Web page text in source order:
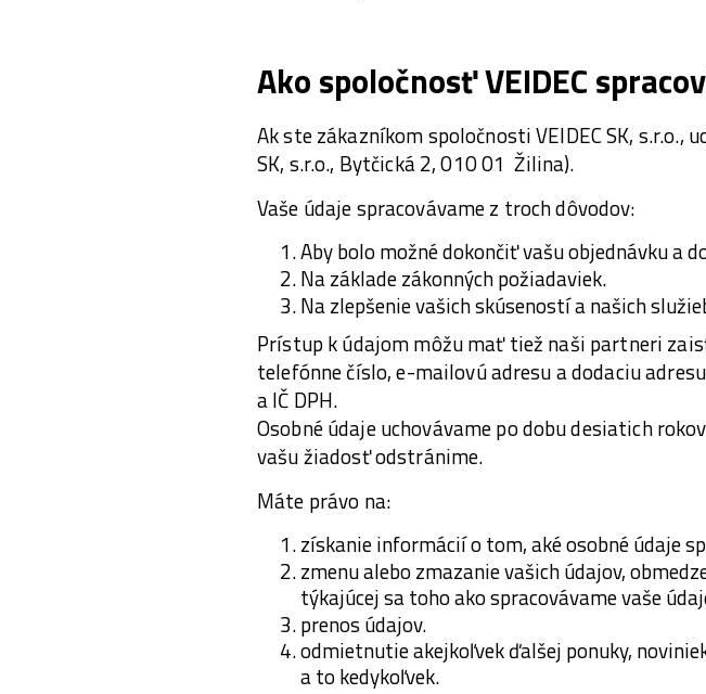
Ako spoločnosť VEIDEC
Ak ste zákazníkom spoločnosti VEIDEC SK, s.r.o.,
SK, s.r.o., Bytčická 2, 010 01 Žilina).
Vaše údaje spracovávame z troch dôvodov:
Aby bolo možné dokončiť vašu objednávku a
Na základe zákonných požiadaviek.
Na zlepšenie vašich skúseností a našich
Prístup k údajom môžu mať tiež naši partneri
telefónne číslo, e-mailovú adresu a dodaciu
a IČ DPH.
Osobné údaje uchovávame po dobu desiatich
vašu žiadosť odstránime.
Máte právo na:
získanie informácií o tom, aké osobné údaje
zmenu alebo zmazanie vašich údajov,
týkajúcej sa toho ako spracovávame vaše
prenos údajov.
odmietnutie akejkoľvek ďalšej ponuky,
a to kedykoľvek.